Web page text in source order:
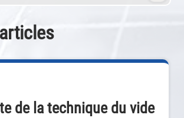
de la technique du vide